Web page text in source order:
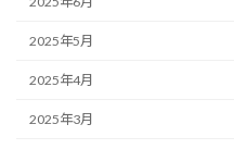
2025年5月
2025年4月
2025年3月